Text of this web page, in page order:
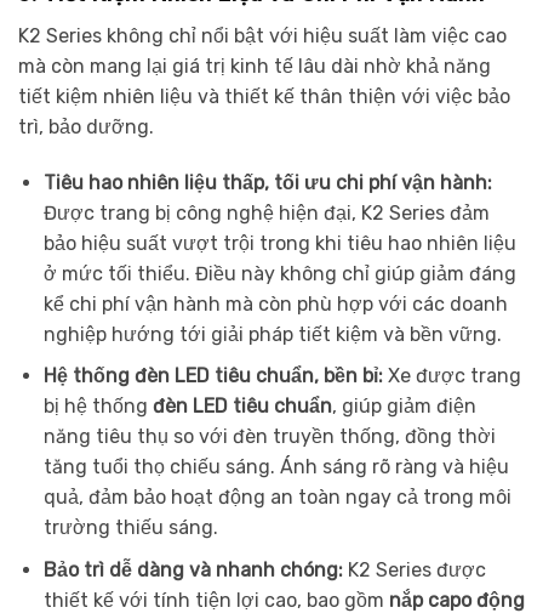
K2 Series không chỉ nổi bật với hiệu suất làm việc cao
mà còn mang lại giá trị kinh tế lâu dài nhờ khả năng
tiết kiệm nhiên liệu và thiết kế thân thiện với việc bảo
trì, bảo dưỡng.
Tiêu hao nhiên liệu thấp, tối ưu chi phí vận hành:
Được trang bị công nghệ hiện đại, K2 Series đảm
bảo hiệu suất vượt trội trong khi tiêu hao nhiên liệu
ở mức tối thiểu. Điều này không chỉ giúp giảm đáng
kể chi phí vận hành mà còn phù hợp với các doanh
nghiệp hướng tới giải pháp tiết kiệm và bền vững.
Hệ thống đèn LED tiêu chuẩn, bền bỉ: Xe được trang
bị hệ thống đèn LED tiêu chuẩn, giúp giảm điện
năng tiêu thụ so với đèn truyền thống, đồng thời
tăng tuổi thọ chiếu sáng. Ánh sáng rõ ràng và hiệu
quả, đảm bảo hoạt động an toàn ngay cả trong môi
trường thiếu sáng.
Bảo trì dễ dàng và nhanh chóng: K2 Series được
thiết kế với tính tiện lợi cao, bao gồm nắp capo động